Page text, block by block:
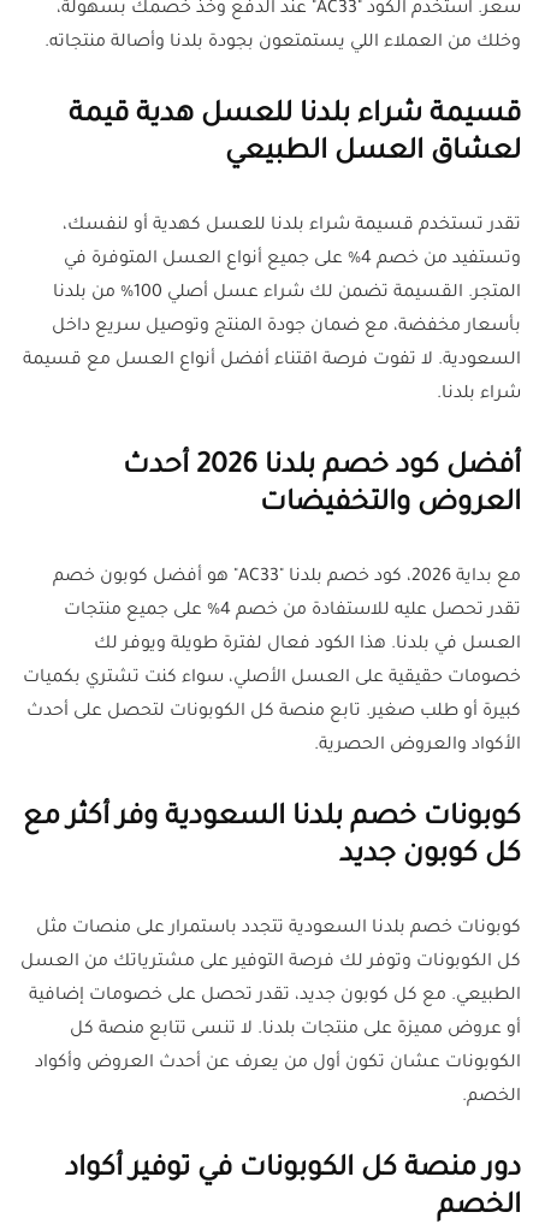
سعر. استخدم الكود "AC33" عند الدفع وخذ خصمك بسهولة،
وخلك من العملاء اللي يستمتعون بجودة بلدنا وأصالة منتجاته.
قسيمة شراء بلدنا للعسل هدية قيمة
لعشاق العسل الطبيعي
تقدر تستخدم قسيمة شراء بلدنا للعسل كهدية أو لنفسك،
وتستفيد من خصم 4% على جميع أنواع العسل المتوفرة في
المتجر. القسيمة تضمن لك شراء عسل أصلي 100% من بلدنا
بأسعار مخفضة، مع ضمان جودة المنتج وتوصيل سريع داخل
السعودية. لا تفوت فرصة اقتناء أفضل أنواع العسل مع قسيمة
شراء بلدنا.
أفضل كود خصم بلدنا 2026 أحدث
العروض والتخفيضات
مع بداية 2026، كود خصم بلدنا "AC33" هو أفضل كوبون خصم
تقدر تحصل عليه للاستفادة من خصم 4% على جميع منتجات
العسل في بلدنا. هذا الكود فعال لفترة طويلة ويوفر لك
خصومات حقيقية على العسل الأصلي، سواء كنت تشتري بكميات
كبيرة أو طلب صغير. تابع منصة كل الكوبونات لتحصل على أحدث
الأكواد والعروض الحصرية.
كوبونات خصم بلدنا السعودية وفر أكثر مع
كل كوبون جديد
كوبونات خصم بلدنا السعودية تتجدد باستمرار على منصات مثل
كل الكوبونات وتوفر لك فرصة التوفير على مشترياتك من العسل
الطبيعي. مع كل كوبون جديد، تقدر تحصل على خصومات إضافية
أو عروض مميزة على منتجات بلدنا. لا تنسى تتابع منصة كل
الكوبونات عشان تكون أول من يعرف عن أحدث العروض وأكواد
الخصم.
دور منصة كل الكوبونات في توفير أكواد
الخصم